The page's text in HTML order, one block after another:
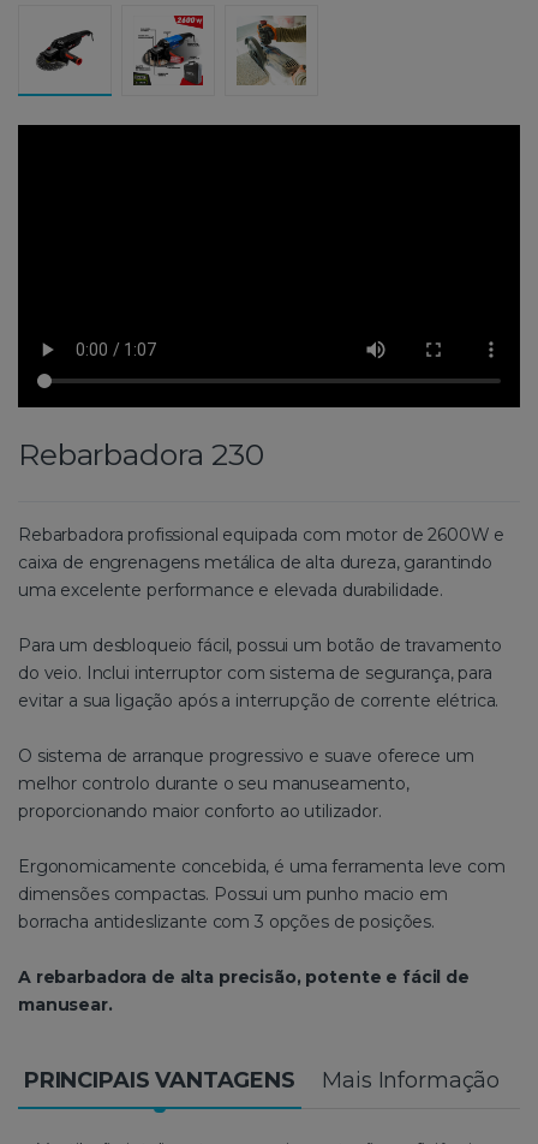
Rebarbadora 230
Rebarbadora profissional equipada com motor de 2600W e
caixa de engrenagens metálica de alta dureza, garantindo
uma excelente performance e elevada durabilidade.
Para um desbloqueio fácil, possui um botão de travamento
do veio. Inclui interruptor com sistema de segurança, para
evitar a sua ligação após a interrupção de corrente elétrica.
O sistema de arranque progressivo e suave oferece um
melhor controlo durante o seu manuseamento,
proporcionando maior conforto ao utilizador.
Ergonomicamente concebida, é uma ferramenta leve com
dimensões compactas. Possui um punho macio em
borracha antideslizante com 3 opções de posições.
A rebarbadora de alta precisão, potente e fácil de
manusear.
PRINCIPAIS VANTAGENS Mais Informação